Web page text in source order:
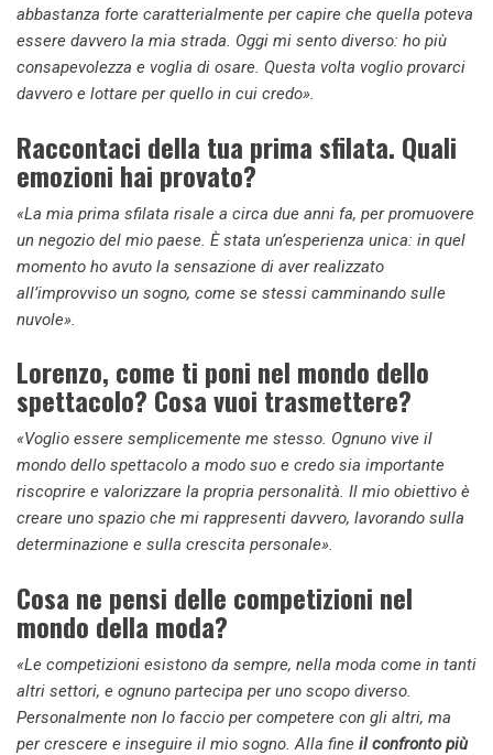
abbastanza forte caratterialmente per capire che quella poteva
essere davvero la mia strada. Oggi mi sento diverso: ho più
consapevolezza e voglia di osare. Questa volta voglio provarci
davvero e lottare per quello in cui credo».
Raccontaci della tua prima sfilata. Quali
emozioni hai provato?
«La mia prima sfilata risale a circa due anni fa, per promuovere
un negozio del mio paese. È stata un’esperienza unica: in quel
momento ho avuto la sensazione di aver realizzato
all’improvviso un sogno, come se stessi camminando sulle
nuvole».
Lorenzo, come ti poni nel mondo dello
spettacolo? Cosa vuoi trasmettere?
«Voglio essere semplicemente me stesso. Ognuno vive il
mondo dello spettacolo a modo suo e credo sia importante
riscoprire e valorizzare la propria personalità. Il mio obiettivo è
creare uno spazio che mi rappresenti davvero, lavorando sulla
determinazione e sulla crescita personale».
Cosa ne pensi delle competizioni nel
mondo della moda?
«Le competizioni esistono da sempre, nella moda come in tanti
altri settori, e ognuno partecipa per uno scopo diverso.
Personalmente non lo faccio per competere con gli altri, ma
per crescere e inseguire il mio sogno. Alla fine il confronto più